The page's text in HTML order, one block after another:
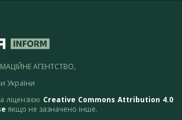
АГЕНТСТВО,
України
ліцензією Creative Commons Attribution 4.0
якщо не зазначено інше.